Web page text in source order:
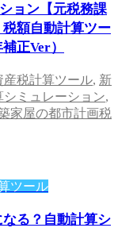
ョン【元税務課
額自動計算ツー
正Ver）
産税計算ツール, 新
ミュレーション,
家屋の都市計画税
ツール
る？自動計算シ